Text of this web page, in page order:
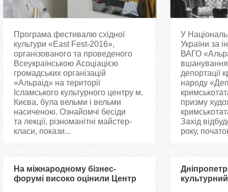
Програма фестивалю східної
культури «East Fest-2016»,
організованого та проведеного
Всеукраїнською Асоціацією
громадських організацій
«Альраід» на території
Ісламського культурного центру м.
Києва, була вельми і вельми
насиченою. Ознайомчі бесіди
та лекції, різноманітні майстер-
класи, покази...
У
України за
ВАГО
вшанування
депортації
народу
призму
Захід
року,
На міжнародному бізнес-
форумі високо оцінили Центр